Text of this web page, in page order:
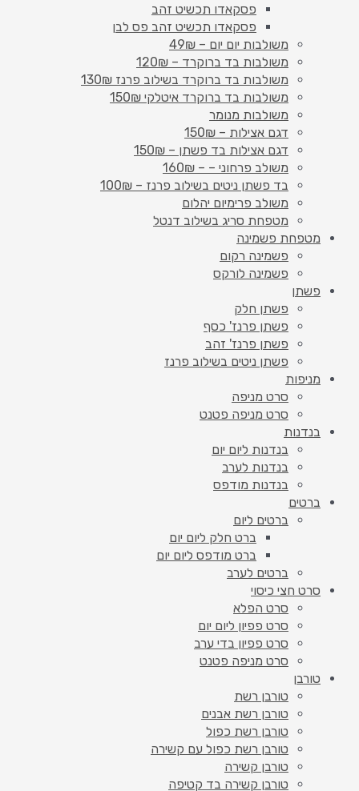
פסקאדו תכשיט זהב
פסקאדו תכשיט זהב פס לבן
משולבות יום יום – 49₪
משולבות בד ברוקרד – 120₪
משולבות בד ברוקרד בשילוב פרנז 130₪
משולבות בד ברוקרד איטלקי 150₪
משולבות מנומר
דגם אצילות – 150₪
דגם אצילות בד פשתן – 150₪
משולב פרחוני – – 160₪
בד פשתן ניטים בשילוב פרנז – 100₪
משולב פרימיום יהלום
מטפחת סריג בשילוב דנטל
מטפחת פשמינה
פשמינה רקום
פשמינה לורקס
פשתן
פשתן חלק
פשתן פרנז' כסף
פשתן פרנז' זהב
פשתן ניטים בשילוב פרנז
מניפות
סרט מניפה
סרט מניפה פטנט
בנדנות
בנדנות ליום יום
בנדנות לערב
בנדנות מודפס
ברטים
ברטים ליום
ברט חלק ליום יום
ברט מודפס ליום יום
ברטים לערב
סרט חצי כיסוי
סרט הפלא
סרט פפיון ליום יום
סרט פפיון בדי ערב
סרט מניפה פטנט
טורבן
טורבן רשת
טורבן רשת אבנים
טורבן רשת כפול
טורבן רשת כפול עם קשירה
טורבן קשירה
טורבן קשירה בד קטיפה